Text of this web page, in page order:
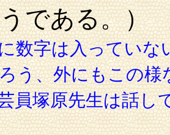
である。）
数字は入ってい
う、外にもこの
員塚原先生は話し